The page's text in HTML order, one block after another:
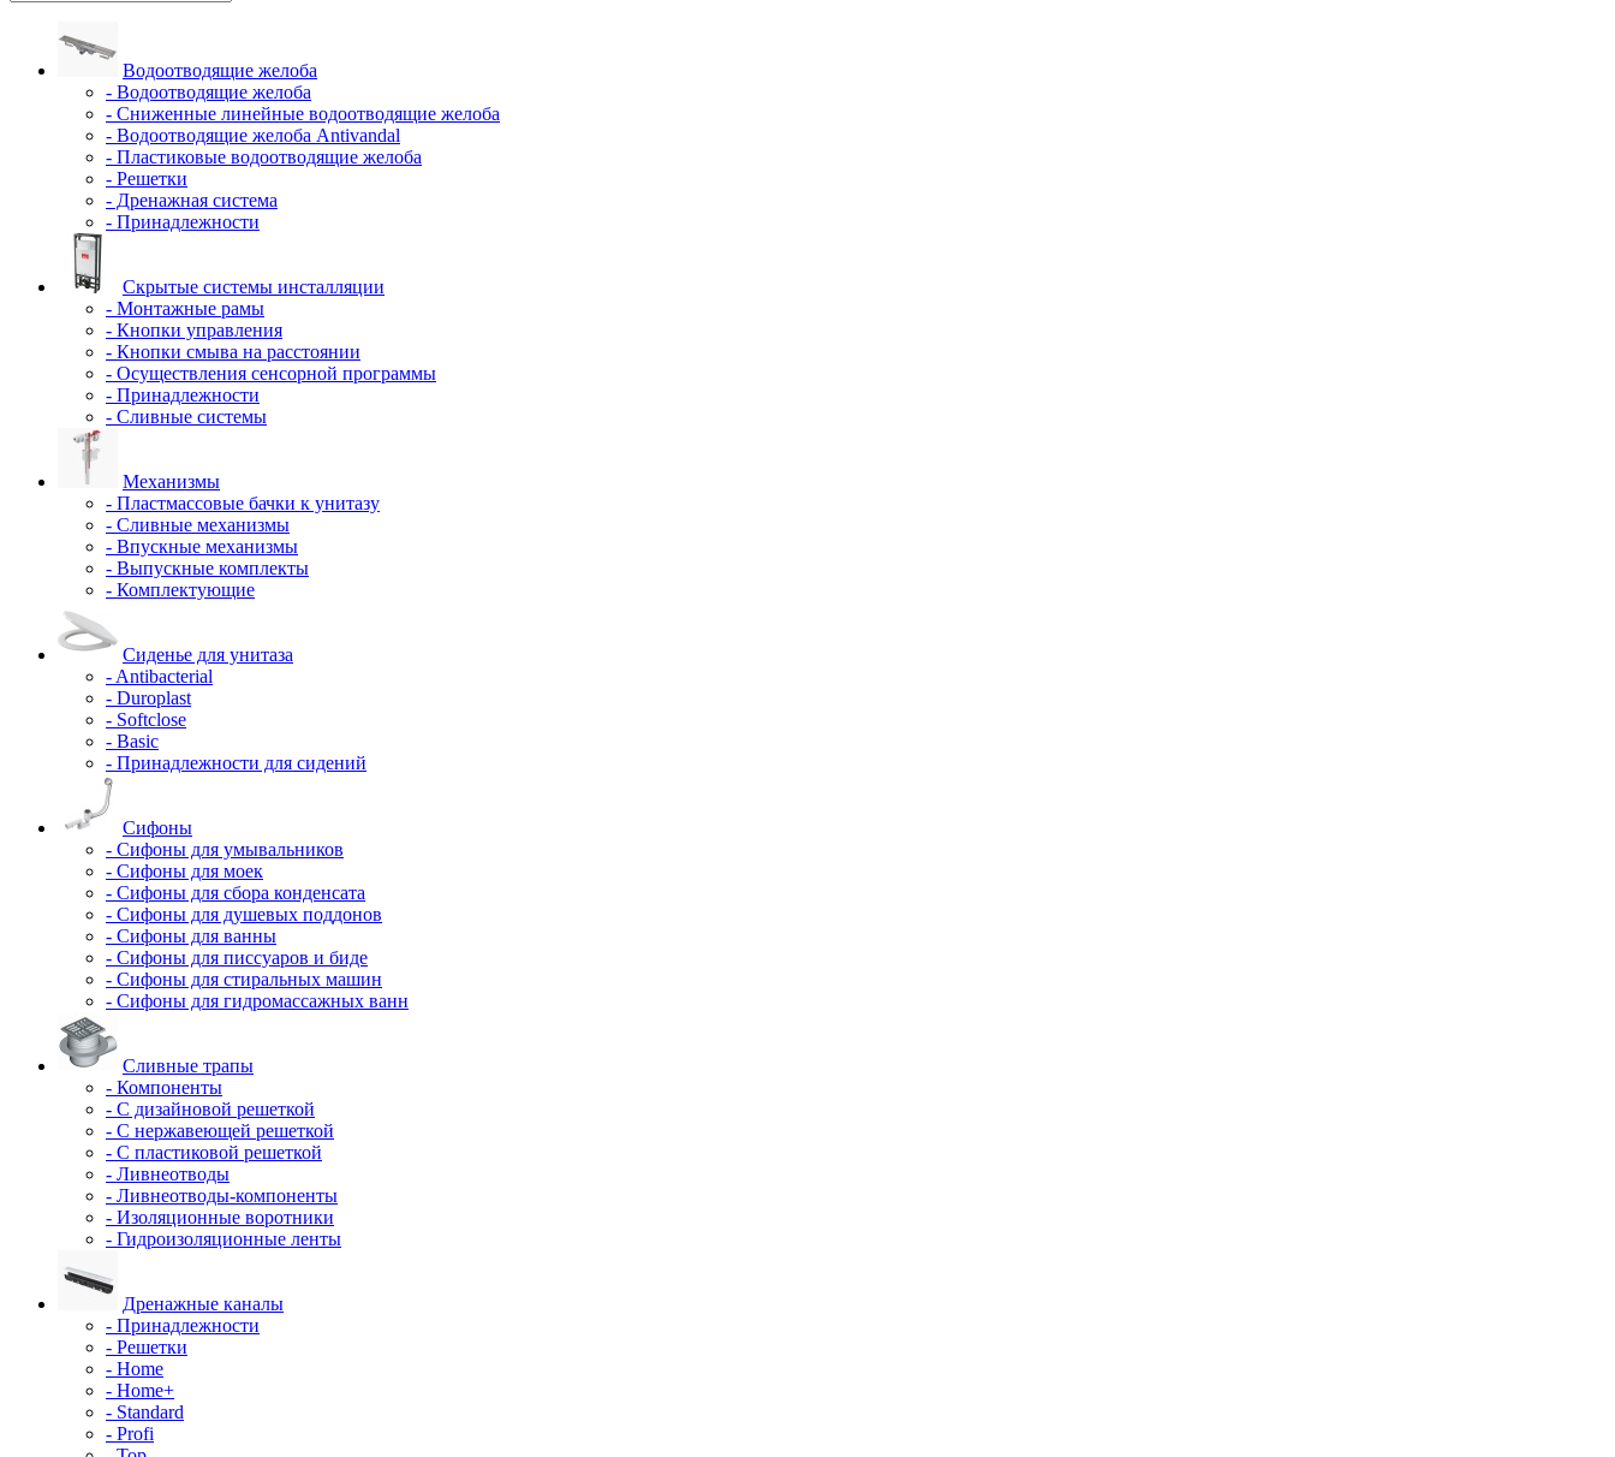
Водоотводящие желоба
- Водоотводящие желоба
- Сниженные линейные водоотводящие желоба
- Водоотводящие желоба Antivandal
- Пластиковые водоотводящие желоба
- Решетки
- Дренажная система
- Принадлежности
Скрытые системы инсталляции
- Монтажные рамы
- Кнопки управления
- Кнопки смыва на расстоянии
- Осуществления сенсорной программы
- Принадлежности
- Сливные системы
Механизмы
- Пластмассовые бачки к унитазу
- Сливные механизмы
- Впускные механизмы
- Выпускные комплекты
- Комплектующие
Сиденье для унитаза
- Antibacterial
- Duroplast
- Softclose
- Basic
- Принадлежности для сидений
Сифоны
- Сифоны для умывальников
- Сифоны для моек
- Сифоны для сбора конденсата
- Сифоны для душевых поддонов
- Сифоны для ванны
- Сифоны для писсуаров и биде
- Сифоны для стиральных машин
- Сифоны для гидромассажных ванн
Сливные трапы
- Компоненты
- С дизайновой решеткой
- С нержавеющей решеткой
- С пластиковой решеткой
- Ливнеотводы
- Ливнеотводы-компоненты
- Изоляционные воротники
- Гидроизоляционные ленты
Дренажные каналы
- Принадлежности
- Решетки
- Home
- Home+
- Standard
- Profi